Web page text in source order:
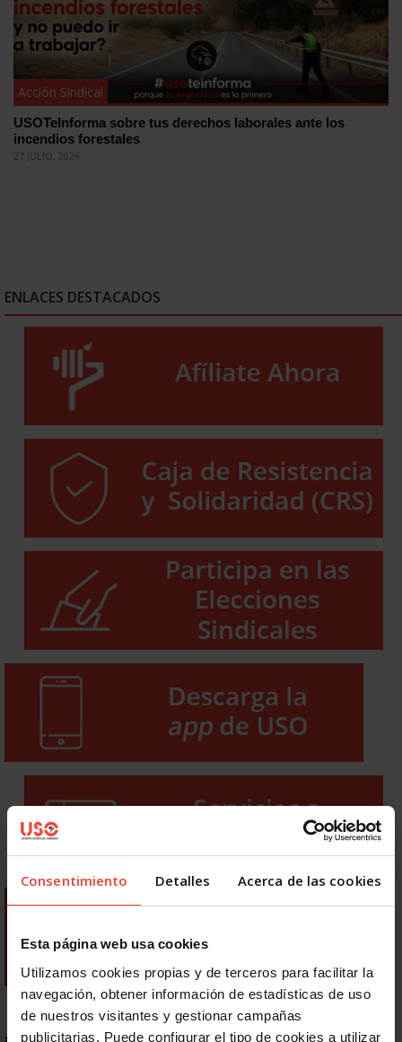
Consentimiento Detalles Acerca de las cookies
Esta página web usa cookies
Utilizamos cookies propias y de terceros para facilitar la
navegación, obtener información de estadísticas de uso
de nuestros visitantes y gestionar campañas
publicitarias. Puede configurar el tipo de cookies a utilizar
Acción Sindical
USOTeInforma sobre tus derechos laborales ante los
incendios forestales
27 JULIO, 2026
ENLACES DESTACADOS